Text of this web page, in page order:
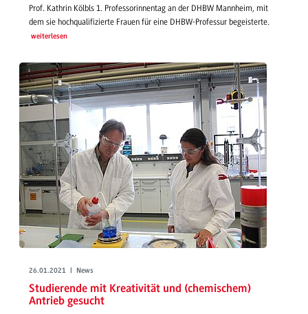
Prof. Kathrin Kölbls 1. Professorinnentag an der DHBW Mannheim, mit
dem sie hochqualifizierte Frauen für eine DHBW-Professur begeisterte.
weiterlesen
26.01.2021 | News
Studierende mit Kreativität und (chemischem)
Antrieb gesucht